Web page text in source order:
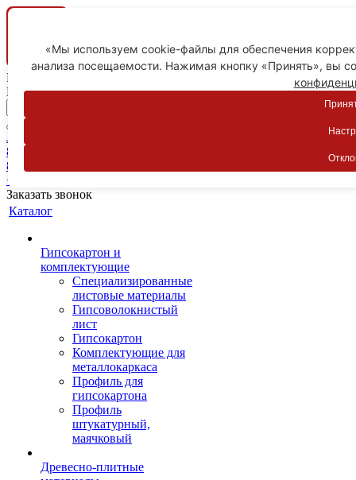
Ваш город
Пятигорск
Личный кабинет
8-800-775-59-89
8-800-775-59-89
+7 918 754-83-77
Заказать звонок
Каталог
Гипсокартон и
комплектующие
Специализированные
листовые материалы
Гипсоволокнистый
лист
Гипсокартон
Комплектующие для
металлокаркаса
Профиль для
гипсокартона
Профиль
штукатурный,
маячковый
Древесно-плитные
«Мы используем cookie-файлы для обеспечения
анализа посещаемости. Нажимая кнопку «Принять», вы